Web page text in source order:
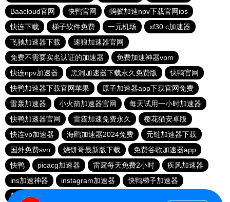
Baacloud官网
快鸭官网
蚂蚁加速npv下载官网ios
快连下载
梯子软件免费 一元机场
xf30.c加速器
飞驰加速器下载
速狼加速器官网
免费不需要实名认证的加速器
免费加速神器vpm
快连npv加速器
黑洞加速器下载永久免费版
快鸭官网
快鸭加速器下载官网苹果
原子加速器app下载官网免费
雷轰加速器
小火箭加速器官网
每天试用一小时加速器
快鸭加速器官网
雷霆加速免费永久
樱花猫安卓版
快连vp加速器
海鸥加速器2024免费
元链加速器下载
国外免费svn
烧饼哥最新版下载
免费谷歌加速器app
快鸭
picacg加速器 雷霆每天免费2小时
疾风加速器
ins加速神器
instagram加速器
快鸭梯子加速器
坚果加速器